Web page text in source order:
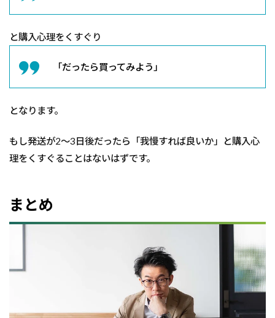
と購入心理をくすぐり
「だったら買ってみよう」
となります。
もし発送が2〜3日後だったら「我慢すれば良いか」と購入心
理をくすぐることはないはずです。
まとめ